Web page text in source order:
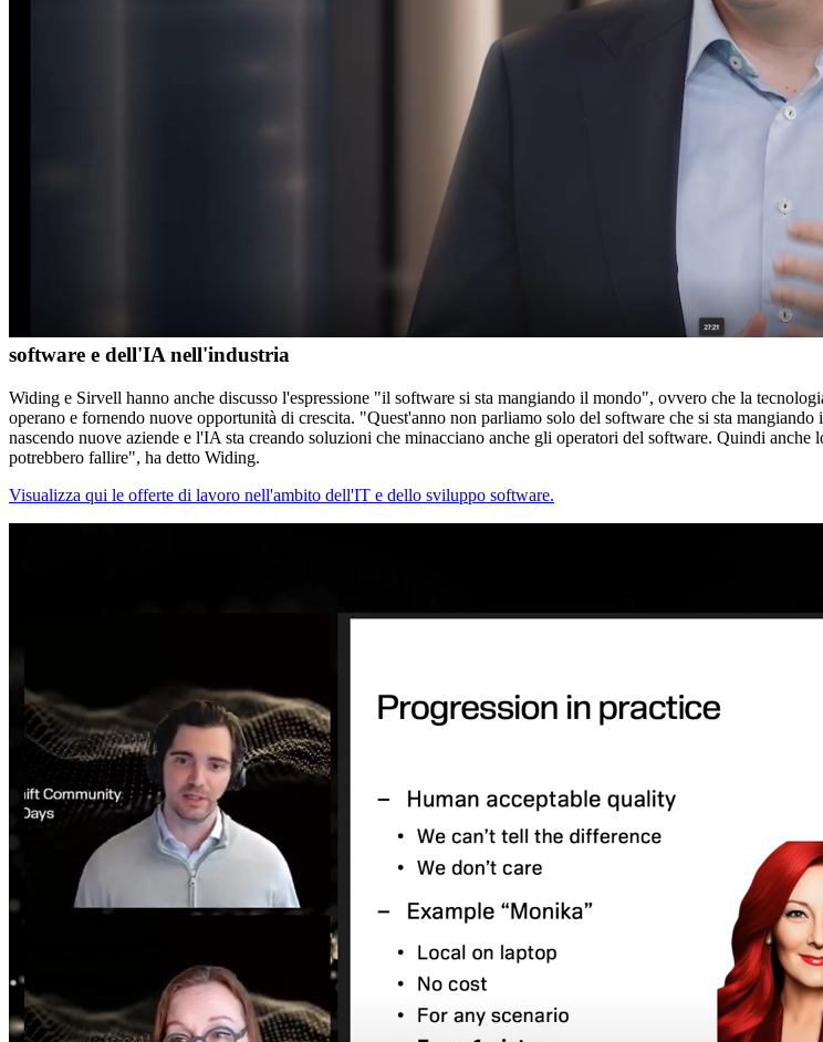
software e dell'IA nell'industria
Widing e Sirvell hanno anche discusso l'espressione "il software si sta mangiando il mondo", ovvero che la
operano e fornendo nuove opportunità di crescita. "Quest'anno non parliamo solo del software che si sta
nascendo nuove aziende e l'IA sta creando soluzioni che minacciano anche gli operatori del software. Quindi
potrebbero fallire", ha detto Widing.
Visualizza qui le offerte di lavoro nell'ambito dell'IT e dello sviluppo software.